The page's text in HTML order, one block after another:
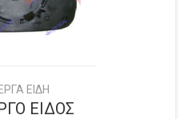
ΕΙΔΗ
ΕΙΔΟΣ